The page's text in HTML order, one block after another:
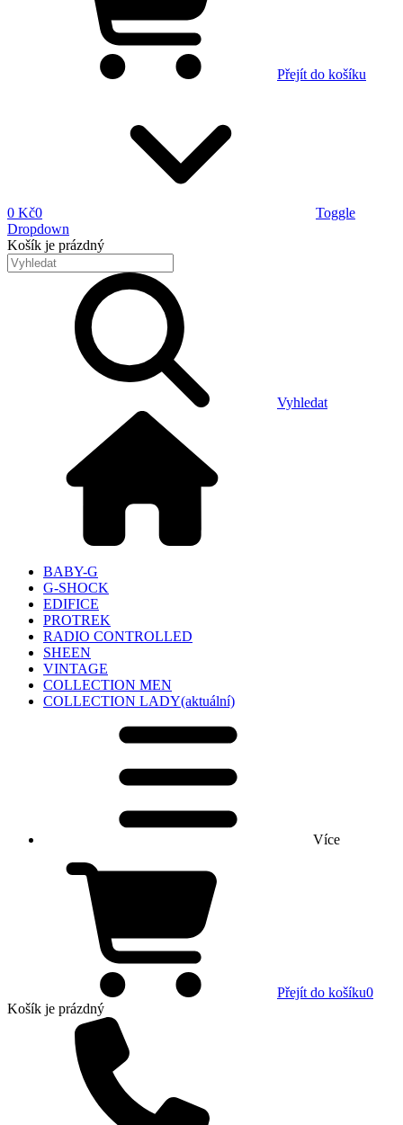
Přejít do košíku
0 Kč0
Toggle
Dropdown
Košík je prázdný
Vyhledat
BABY-G
G-SHOCK
EDIFICE
PROTREK
RADIO CONTROLLED
SHEEN
VINTAGE
COLLECTION MEN
COLLECTION LADY(aktuální)
Více
Přejít do košíku0
Košík je prázdný